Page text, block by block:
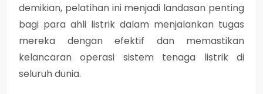
demikian, pelatihan ini menjadi landasan penting
bagi para ahli listrik dalam menjalankan tugas
mereka dengan efektif dan memastikan
kelancaran operasi sistem tenaga listrik di
seluruh dunia.